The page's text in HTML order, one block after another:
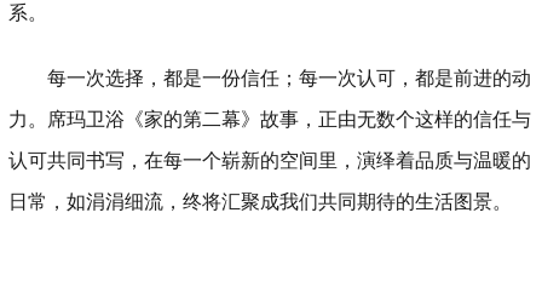
系。
每一次选择，都是一份信任；每一次认可，都是前进的动
力。席玛卫浴《家的第二幕》故事，正由无数个这样的信任与
认可共同书写，在每一个崭新的空间里，演绎着品质与温暖的
日常，如涓涓细流，终将汇聚成我们共同期待的生活图景。